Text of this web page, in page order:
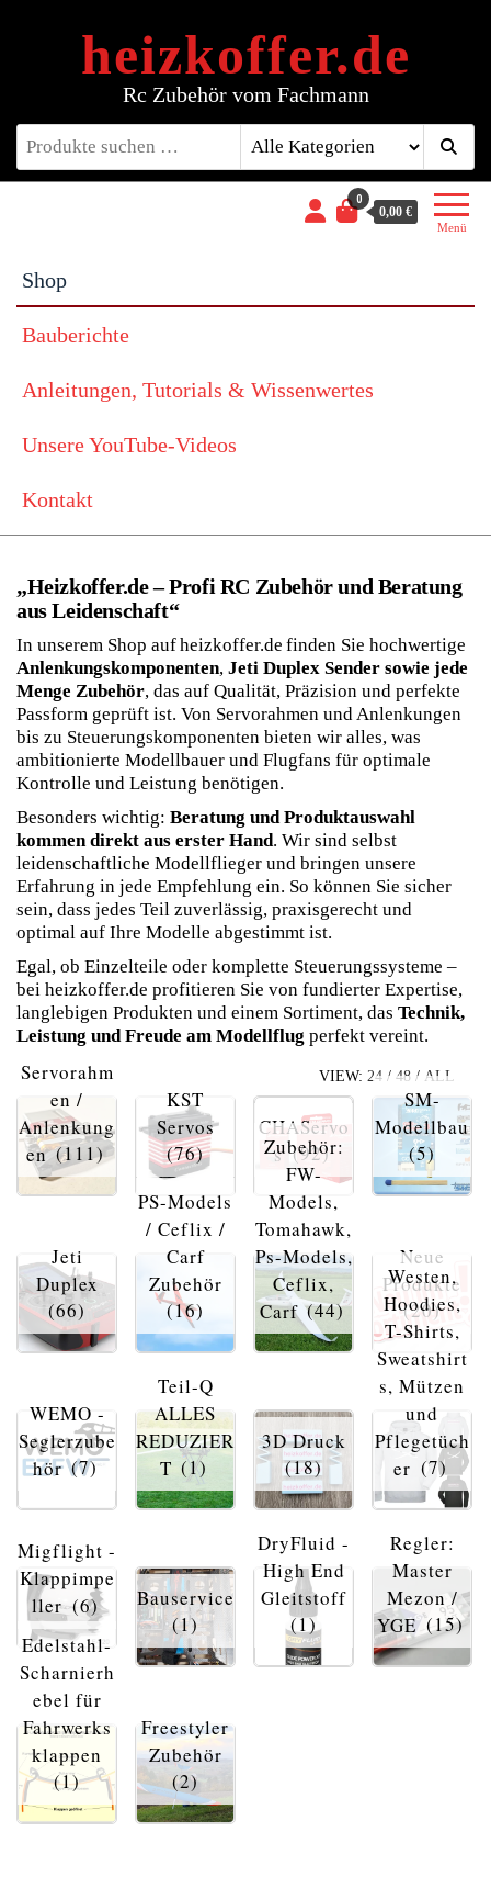
heizkoffer.de
Rc Zubehör vom Fachmann
Menü
0
0,00 €
Shop
Bauberichte
Anleitungen, Tutorials & Wissenwertes
Unsere YouTube-Videos
Kontakt
„Heizkoffer.de – Profi RC Zubehör und Beratung
aus Leidenschaft“
In unserem Shop auf heizkoffer.de finden Sie hochwertige
Anlenkungskomponenten, Jeti Duplex Sender sowie jede
Menge Zubehör, das auf Qualität, Präzision und perfekte
Passform geprüft ist. Von Servorahmen und Anlenkungen
bis zu Steuerungskomponenten bieten wir alles, was
ambitionierte Modellbauer und Flugfans für optimale
Kontrolle und Leistung benötigen.
Besonders wichtig: Beratung und Produktauswahl
kommen direkt aus erster Hand. Wir sind selbst
leidenschaftliche Modellflieger und bringen unsere
Erfahrung in jede Empfehlung ein. So können Sie sicher
sein, dass jedes Teil zuverlässig, praxisgerecht und
optimal auf Ihre Modelle abgestimmt ist.
Egal, ob Einzelteile oder komplette Steuerungssysteme –
bei heizkoffer.de profitieren Sie von fundierter Expertise,
langlebigen Produkten und einem Sortiment, das Technik,
Leistung und Freude am Modellflug perfekt vereint.
VIEW: 24 / 48 / ALL
Servorahm
en /
Anlenkung
en(111)
KST
Servos
(76)
CHAServo
s(92)
SM-
Modellbau
(5)
Jeti
Duplex
(66)
PS-Models
/ Ceflix /
Carf
Zubehör
(16)
Zubehör:
FW-
Models,
Tomahawk,
Ps-Models,
Ceflix,
Carf (44)
Neue
Produkte
(20)
WEMO -
Seglerzube
hör(7)
Teil-Q
ALLES
REDUZIER
T (1)
3D Druck
(18)
Westen,
Hoodies,
T-Shirts,
Sweatshirt
s, Mützen
und
Pflegetüch
er (7)
Migflight -
Klappimpe
ller(6)
Bauservice
(1)
DryFluid -
High End
Gleitstoff
(1)
Regler:
Master
Mezon /
YGE (15)
Edelstahl-
Scharnierh
ebel für
Fahrwerks
klappen
(1)
Freestyler
Zubehör
(2)